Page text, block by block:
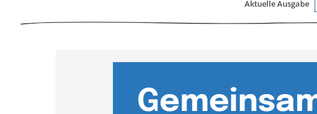
Aktuelle Ausgabe